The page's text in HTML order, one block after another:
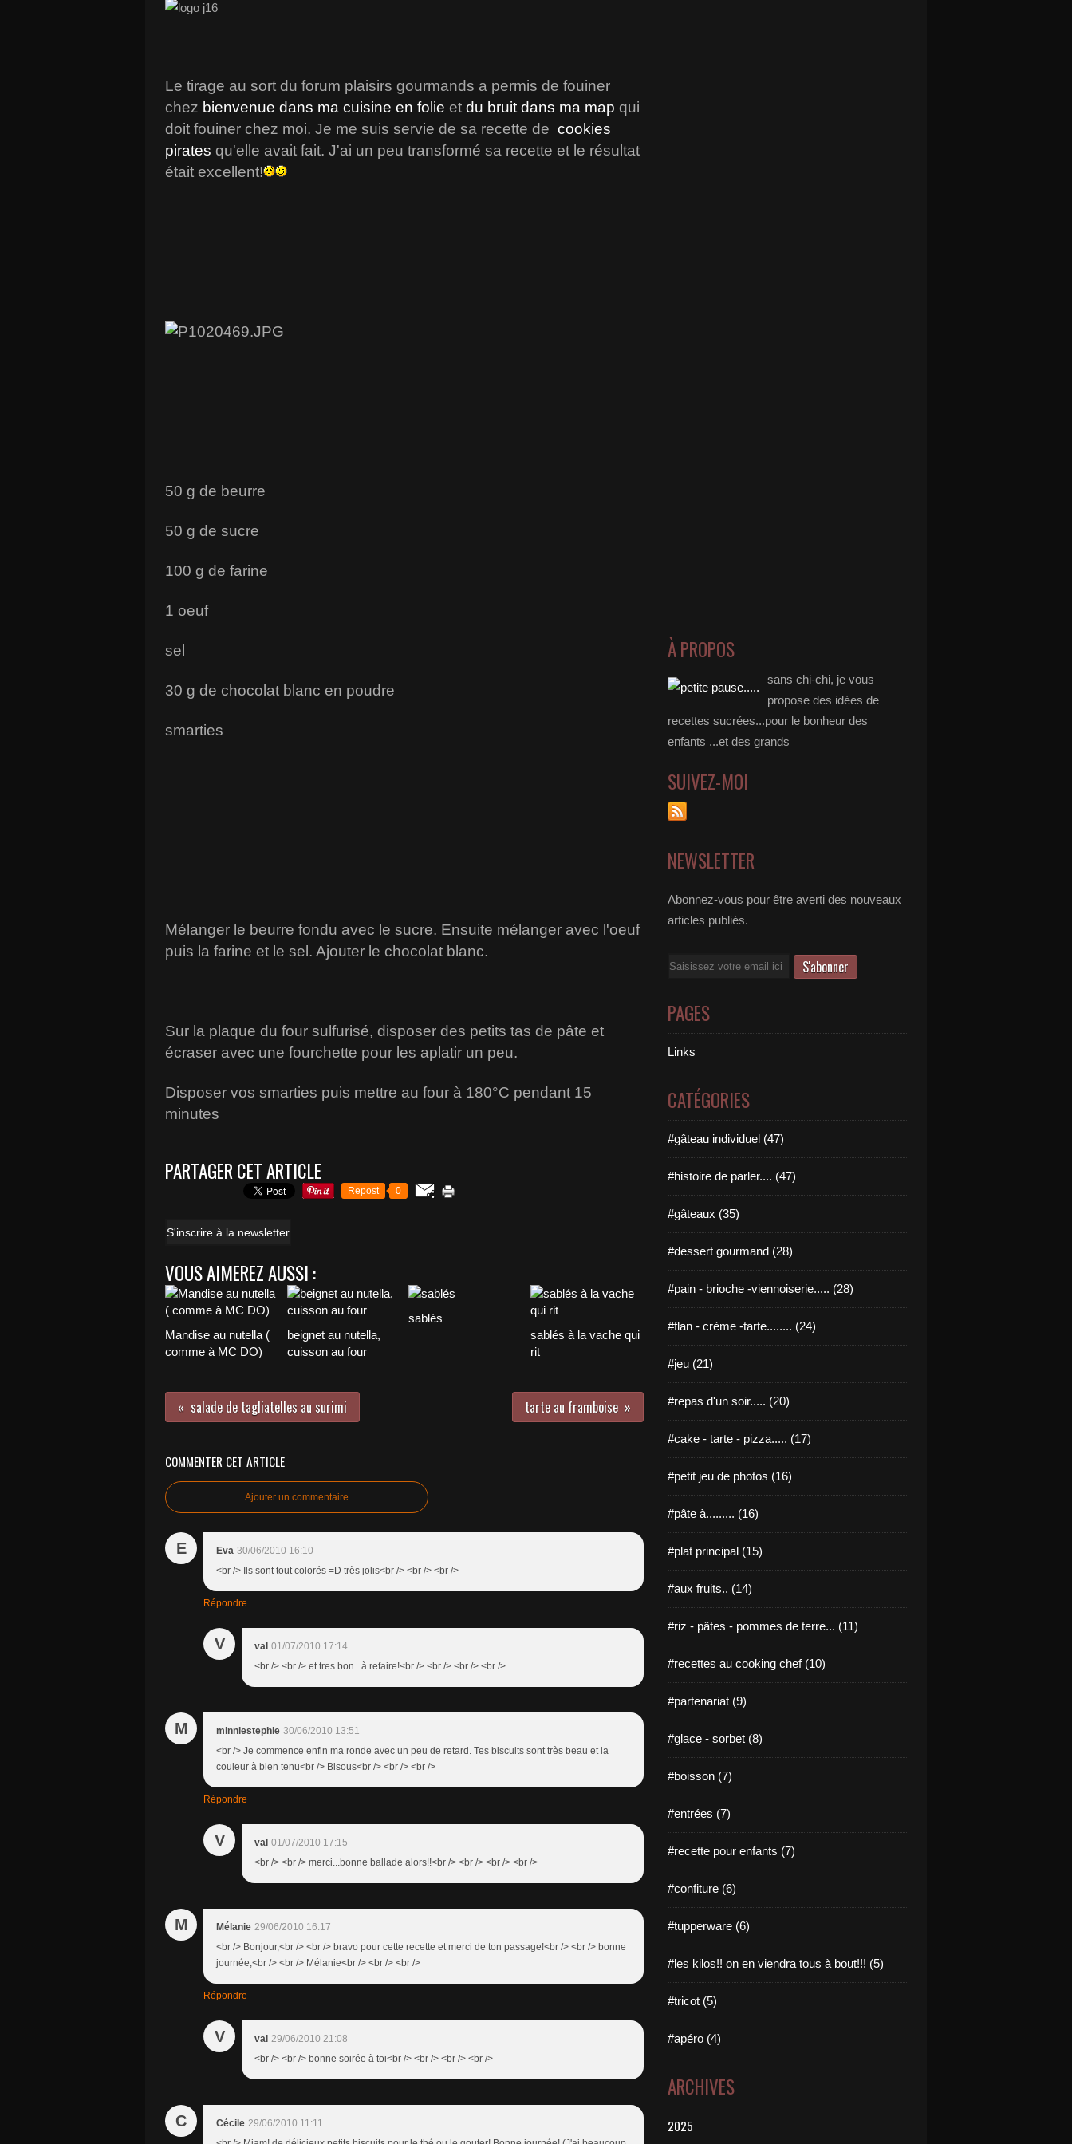
Le tirage au sort du forum plaisirs gourmands a permis de fouiner
chez bienvenue dans ma cuisine en folie et du bruit dans ma map qui
doit fouiner chez moi. Je me suis servie de sa recette de cookies
pirates qu'elle avait fait. J'ai un peu transformé sa recette et le résultat
était excellent!
50 g de beurre
50 g de sucre
100 g de farine
1 oeuf
sel
30 g de chocolat blanc en poudre
smarties
Mélanger le beurre fondu avec le sucre. Ensuite mélanger avec l'oeuf
puis la farine et le sel. Ajouter le chocolat blanc.
Sur la plaque du four sulfurisé, disposer des petits tas de pâte et
écraser avec une fourchette pour les aplatir un peu.
Disposer vos smarties puis mettre au four à 180°C pendant 15
minutes
PARTAGER CET ARTICLE
Repost 0
S'inscrire à la newsletter
VOUS AIMEREZ AUSSI :
Mandise au nutella (
comme à MC DO)
beignet au nutella,
cuisson au four
sablés
sablés à la vache qui
rit
salade de tagliatelles au surimi tarte au framboise
COMMENTER CET ARTICLE
Ajouter un commentaire
E Eva 30/06/2010 16:10
<br /> Ils sont tout colorés =D très jolis<br /> <br /> <br />
Répondre
V val 01/07/2010 17:14
<br /> <br /> et tres bon...à refaire!<br /> <br /> <br /> <br />
M minniestephie 30/06/2010 13:51
<br /> Je commence enfin ma ronde avec un peu de retard. Tes biscuits sont très beau et la
couleur à bien tenu<br /> Bisous<br /> <br /> <br />
Répondre
V val 01/07/2010 17:15
<br /> <br /> merci...bonne ballade alors!!<br /> <br /> <br /> <br />
M Mélanie 29/06/2010 16:17
<br /> Bonjour,<br /> <br /> bravo pour cette recette et merci de ton passage!<br /> <br /> bonne
journée,<br /> <br /> Mélanie<br /> <br /> <br />
Répondre
V val 29/06/2010 21:08
<br /> <br /> bonne soirée à toi<br /> <br /> <br /> <br />
C Cécile 29/06/2010 11:11
À PROPOS
sans chi-chi, je vous
propose des idées de
recettes sucrées...pour le bonheur des
enfants ...et des grands
SUIVEZ-MOI
NEWSLETTER
Abonnez-vous pour être averti des nouveaux
articles publiés.
Email
PAGES
Links
CATÉGORIES
#gâteau individuel (47)
#histoire de parler.... (47)
#gâteaux (35)
#dessert gourmand (28)
#pain - brioche -viennoiserie..... (28)
#flan - crème -tarte........ (24)
#jeu (21)
#repas d'un soir..... (20)
#cake - tarte - pizza..... (17)
#petit jeu de photos (16)
#pâte à......... (16)
#plat principal (15)
#aux fruits.. (14)
#riz - pâtes - pommes de terre... (11)
#recettes au cooking chef (10)
#partenariat (9)
#glace - sorbet (8)
#boisson (7)
#entrées (7)
#recette pour enfants (7)
#confiture (6)
#tupperware (6)
#les kilos!! on en viendra tous à bout!!! (5)
#tricot (5)
#apéro (4)
ARCHIVES
2025